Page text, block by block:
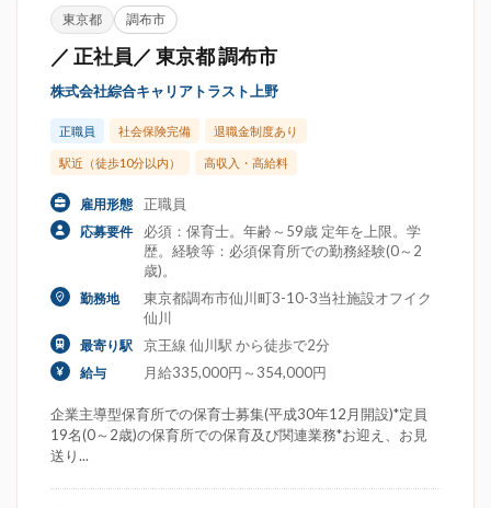
東京都 調布市
／ 正社員／ 東京都 調布市
株式会社綜合キャリアトラスト上野
正職員 社会保険完備 退職金制度あり
駅近（徒歩10分以内） 高収入・高給料
雇用形態 正職員
応募要件
必須：保育士。年齢～59歳 定年を上限。学
歴。経験等：必須保育所での勤務経験(0～2
歳)。
勤務地
東京都調布市仙川町3-10-3当社施設オフイク
仙川
最寄り駅 京王線 仙川駅 から徒歩で2分
給与 月給335,000円～354,000円
企業主導型保育所での保育士募集(平成30年12月開設)*定員
19名(0～2歳)の保育所での保育及び関連業務*お迎え、お見
送り...